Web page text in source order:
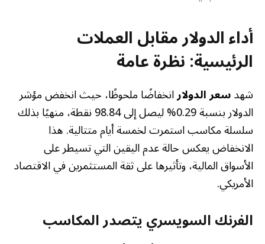
أداء الدولار مقابل العملات
الرئيسية: نظرة عامة
شهدسعر الدولارانخفاضًا ملحوظًا، حيث انخفض مؤشر
الدولار بنسبة 0.29% ليصل إلى 98.84 نقطة، منهيًا بذلك
سلسلة مكاسب استمرت لخمسة أيام متتالية. هذا
الانخفاض يعكس حالة عدم اليقين التي تسيطر على
الأسواق المالية، وتأثيرها على ثقة المستثمرين في الاقتصاد
الأمريكي.
الفرنك السويسري يتصدر المكاسب